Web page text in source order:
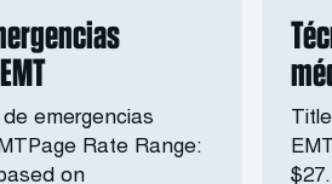
emergencias
Rate Range:
on